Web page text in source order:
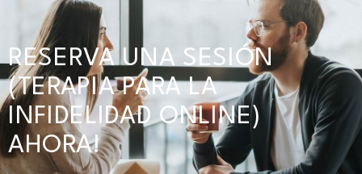
RESERVA UNA SESIÓN
(TERAPIA PARA LA
INFIDELIDAD ONLINE)
AHORA!